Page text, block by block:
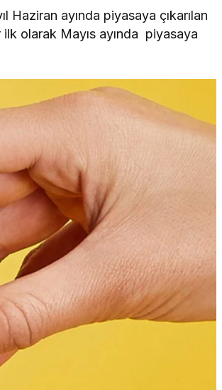
Haziran ayında piyasaya çıkarılan
olarak Mayıs ayında piyasaya